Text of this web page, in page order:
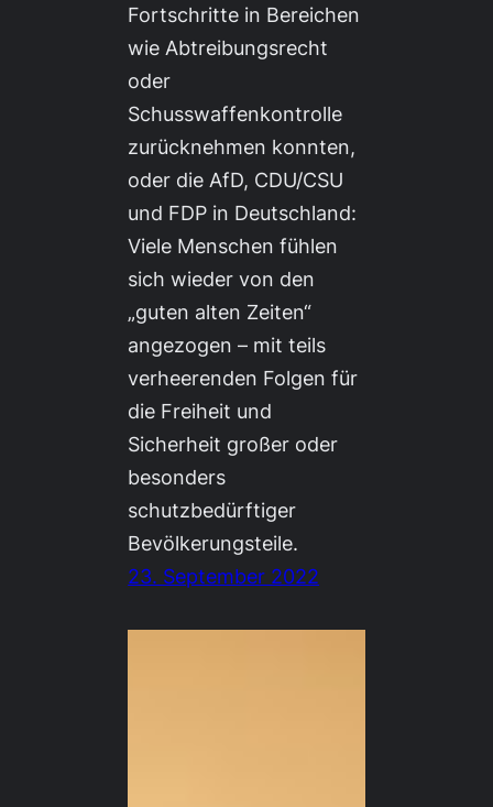
Fortschritte in Bereichen
wie Abtreibungsrecht
oder
Schusswaffenkontrolle
zurücknehmen konnten,
oder die AfD, CDU/CSU
und FDP in Deutschland:
Viele Menschen fühlen
sich wieder von den
„guten alten Zeiten“
angezogen – mit teils
verheerenden Folgen für
die Freiheit und
Sicherheit großer oder
besonders
schutzbedürftiger
Bevölkerungsteile.
23. September 2022